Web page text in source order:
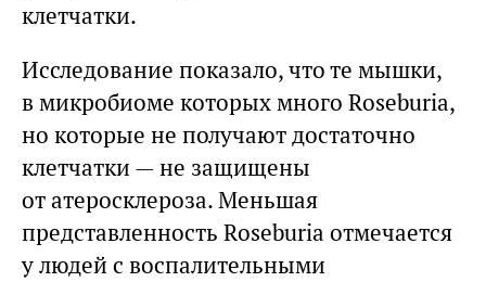
клетчатки.
Исследование показало, что те мышки,
в микробиоме которых много Roseburia,
но которые не получают достаточно
клетчатки — не защищены
от атеросклероза. Меньшая
представленность Roseburia отмечается
у людей с воспалительными